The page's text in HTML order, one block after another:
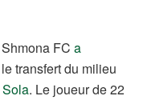
FC a
le transfert du milieu
. Le joueur de 22